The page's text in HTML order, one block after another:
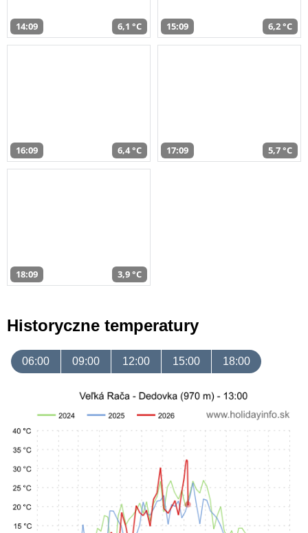
14:09 6,1 °C 15:09 6,2 °C
16:09 6,4 °C 17:09 5,7 °C
18:09 3,9 °C
Historyczne temperatury
06:00 09:00 12:00 15:00 18:00